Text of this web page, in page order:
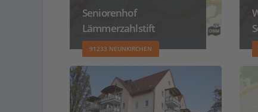
Seniorenhof
Lämmerzahlstift
91233 NEUNKIRCHEN